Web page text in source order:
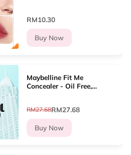
RM10.30
Buy Now
Maybelline Fit Me
Concealer - Oil Free,
Natural-Looking Coverage
for Flawless
RM27.68RM27.68
Buy Now